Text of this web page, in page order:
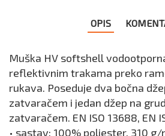
OPIS
Muška HV softshell
reflektivnim trakama preko
rukava. Poseduje dva bočna
zatvaračem i jedan džep na
zatvaračem. EN ISO 13688, EN
• sastav: 100% poliester, 310 g/